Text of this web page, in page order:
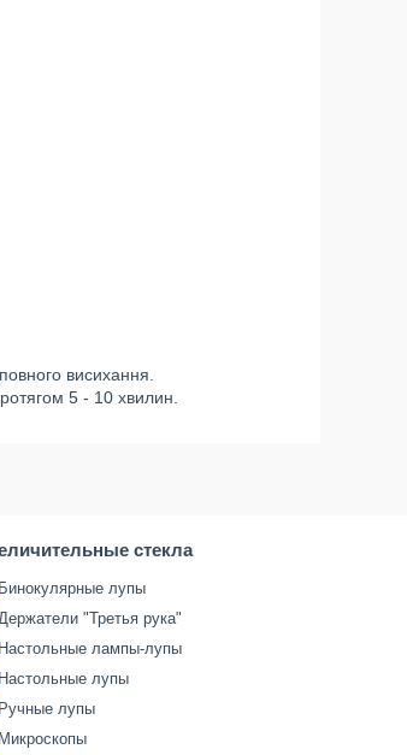
висихання.
5 - 10 хвилин.
стекла
Бинокулярные лупы
"Третья рука"
Настольные лампы-лупы
Настольные лупы
Ручные лупы
Микроскопы